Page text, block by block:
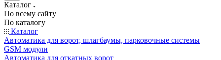
Каталог
По всему сайту
По каталогу
Каталог
Автоматика для ворот, шлагбаумы, парковочные системы
GSM модули
Автоматика для откатных ворот